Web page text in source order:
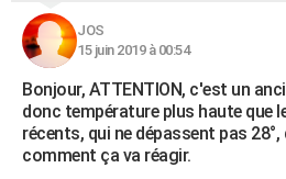
S'inscrire
Se connecter
Lycées
Collèges
Primaires
Universités
Entreprises
Service militaire
Avis de recherche
AVIS DE DÉCÈS
FORUM
Bricolage
Lifestyle
Culture
Sport
Auto
Television
Voyage
Cinema
JOS
15 juin 2019 à 00:54
Bonjour, ATTENTION, c'est un
donc température plus haute que
récents, qui ne dépassent pas
comment ça va réagir.